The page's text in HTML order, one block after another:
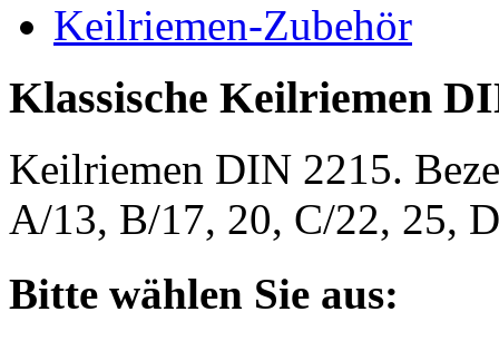
Keilriemen-Zubehör
Klassische Keilriemen
Keilriemen DIN 2215.
A/13, B/17, 20, C/22, 25,
Bitte wählen Sie aus: